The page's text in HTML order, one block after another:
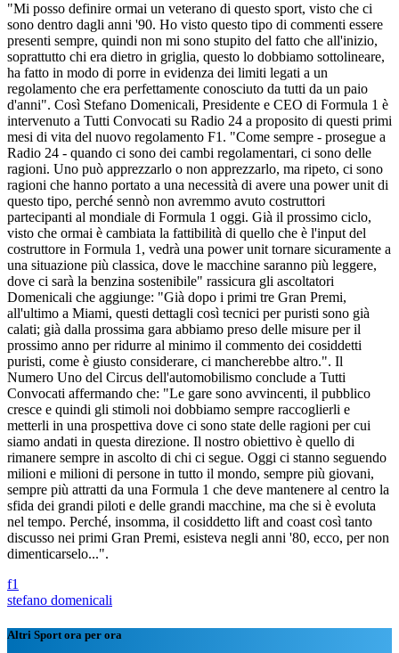
"Mi posso definire ormai un veterano di questo sport, visto che ci
sono dentro dagli anni '90. Ho visto questo tipo di commenti essere
presenti sempre, quindi non mi sono stupito del fatto che all'inizio,
soprattutto chi era dietro in griglia, questo lo dobbiamo sottolineare,
ha fatto in modo di porre in evidenza dei limiti legati a un
regolamento che era perfettamente conosciuto da tutti da un paio
d'anni". Così Stefano Domenicali, Presidente e CEO di Formula 1 è
intervenuto a Tutti Convocati su Radio 24 a proposito di questi primi
mesi di vita del nuovo regolamento F1. "Come sempre - prosegue a
Radio 24 - quando ci sono dei cambi regolamentari, ci sono delle
ragioni. Uno può apprezzarlo o non apprezzarlo, ma ripeto, ci sono
ragioni che hanno portato a una necessità di avere una power unit di
questo tipo, perché sennò non avremmo avuto costruttori
partecipanti al mondiale di Formula 1 oggi. Già il prossimo ciclo,
visto che ormai è cambiata la fattibilità di quello che è l'input del
costruttore in Formula 1, vedrà una power unit tornare sicuramente a
una situazione più classica, dove le macchine saranno più leggere,
dove ci sarà la benzina sostenibile" rassicura gli ascoltatori
Domenicali che aggiunge: "Già dopo i primi tre Gran Premi,
all'ultimo a Miami, questi dettagli così tecnici per puristi sono già
calati; già dalla prossima gara abbiamo preso delle misure per il
prossimo anno per ridurre al minimo il commento dei cosiddetti
puristi, come è giusto considerare, ci mancherebbe altro.". Il
Numero Uno del Circus dell'automobilismo conclude a Tutti
Convocati affermando che: "Le gare sono avvincenti, il pubblico
cresce e quindi gli stimoli noi dobbiamo sempre raccoglierli e
metterli in una prospettiva dove ci sono state delle ragioni per cui
siamo andati in questa direzione. Il nostro obiettivo è quello di
rimanere sempre in ascolto di chi ci segue. Oggi ci stanno seguendo
milioni e milioni di persone in tutto il mondo, sempre più giovani,
sempre più attratti da una Formula 1 che deve mantenere al centro la
sfida dei grandi piloti e delle grandi macchine, ma che si è evoluta
nel tempo. Perché, insomma, il cosiddetto lift and coast così tanto
discusso nei primi Gran Premi, esisteva negli anni '80, ecco, per non
dimenticarselo...".
f1
stefano domenicali
Altri Sport ora per ora